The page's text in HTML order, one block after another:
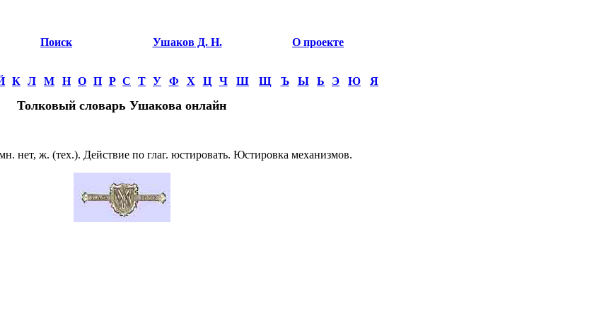
Поиск Ушаков Д. Н. О проекте
К Л М Н О П Р С Т У Ф Х Ц Ч Ш Щ Ъ Ы Ь Э Ю Я
Толковый словарь Ушакова онлайн
ж. (тех.). Действие по глаг. юстировать. Юстировка механизмов.